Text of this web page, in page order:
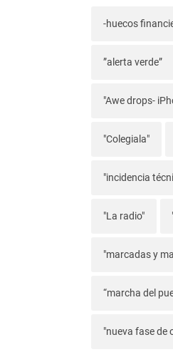
-huecos
”alerta verde”
"Awe drops-
"Colegiala"
"incidencia
"La radio"
"marcadas y
“marcha del
"nueva fase de